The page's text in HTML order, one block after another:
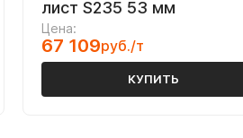
лист S235 53 мм
Цена:
67 109руб./т
КУПИТЬ